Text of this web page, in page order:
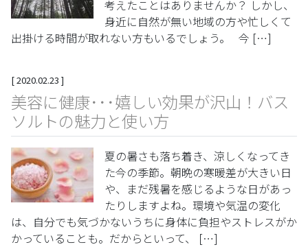
考えたことはありませんか？ しかし、
身近に自然が無い地域の方や忙しくて
出掛ける時間が取れない方もいるでしょう。 今 […]
[2020.02.23 ]
美容に健康･･･嬉しい効果が沢山！バス
ソルトの魅力と使い方
夏の暑さも落ち着き、涼しくなってき
た今の季節。朝晩の寒暖差が大きい日
や、まだ残暑を感じるような日があっ
たりしますよね。環境や気温の変化
は、自分でも気づかないうちに身体に負担やストレスがか
かっていることも。だからといって、 […]